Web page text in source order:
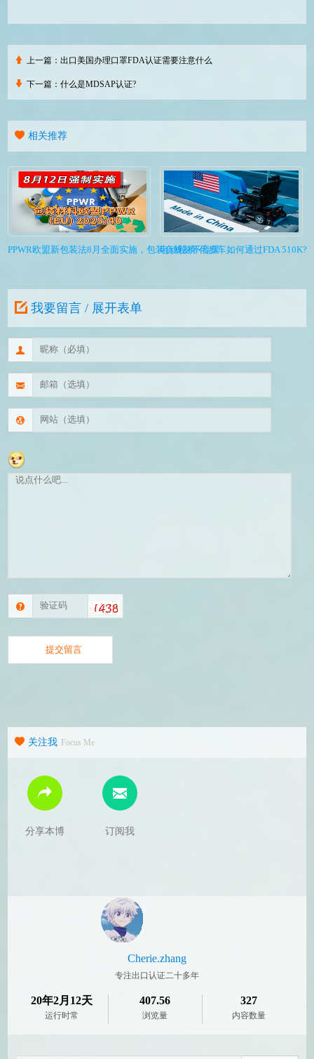
上一篇：出口美国办理口罩FDA认证需要注意什么
下一篇：什么是MDSAP认证?
相关推荐
PPWR欧盟新包装法8月全面实施，包装合规刻不容缓电动轮椅/代步车如何通过FDA
我要留言 / 展开表单
关注我 Focus Me
分享本博 订阅我
Cherie.zhang
专注出口认证二十多年
20年2月12天
运行时常
407.56
浏览量
327
内容数量